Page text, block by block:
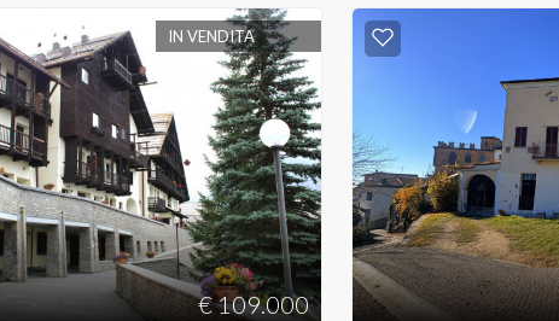
IN VENDITA
€ 109.000